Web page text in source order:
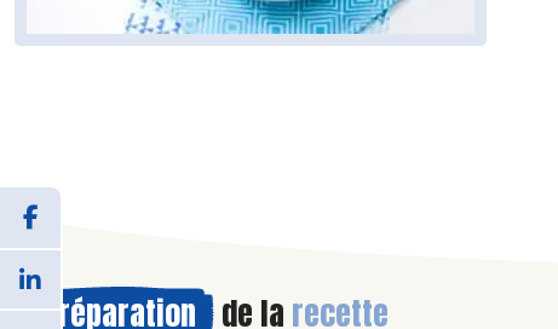
Préparation de la recette